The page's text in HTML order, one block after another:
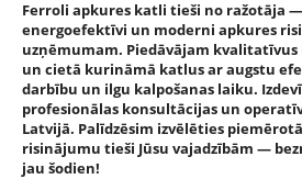
Ferroli apkures katli tieši no ražotāja
energoefektīvi un moderni apkures
uzņēmumam. Piedāvājam kvalitatīvus
un cietā kurināmā katlus ar augstu
darbību un ilgu kalpošanas laiku.
profesionālas konsultācijas un
Latvijā. Palīdzēsim izvēlēties
risinājumu tieši Jūsu vajadzībām —
jau šodien!